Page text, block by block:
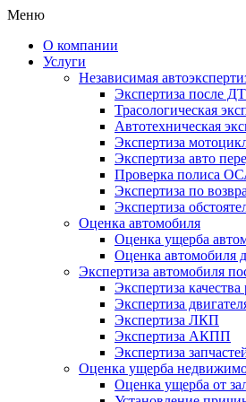
Меню
О компании
Услуги
Независимая
Экспертиза после
Трасологическая
Автотехническая
Экспертиза
Экспертиза авто
Проверка полиса
Экспертиза по
Экспертиза
Оценка автомобиля
Оценка ущерба
Оценка автомобиля
Экспертиза автомобиля
Экспертиза
Экспертиза
Экспертиза ЛКП
Экспертиза АКПП
Экспертиза
Оценка ущерба
Оценка ущерба от